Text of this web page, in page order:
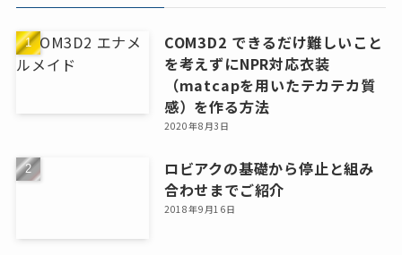
COM3D2 できるだけ難しいこと
を考えずにNPR対応衣装
（matcapを用いたテカテカ質
感）を作る方法
2020年8月3日
ロビアクの基礎から停止と組み
合わせまでご紹介
2018年9月16日